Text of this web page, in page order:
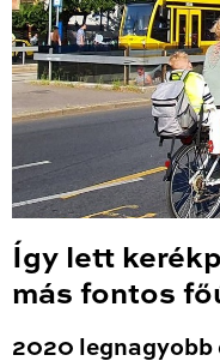
Így lett
más fontos
2020 legnagyobb